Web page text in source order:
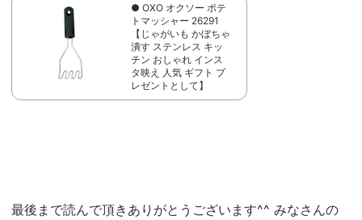
● OXO オクソー ポテ
トマッシャー 26291
【じゃがいも かぼちゃ
潰す ステンレス キッ
チン おしゃれ インス
タ映え 人気 ギフト プ
レゼントとして】
最後まで読んで頂きありがとうございます^^ みなさんの